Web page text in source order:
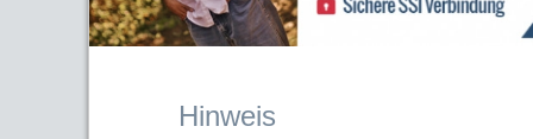
Hinweis